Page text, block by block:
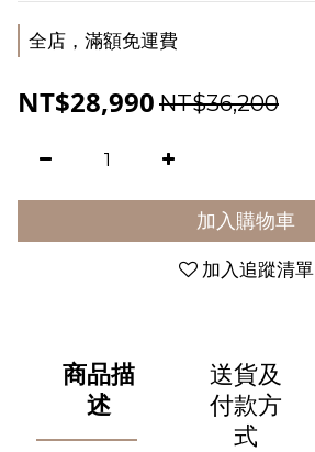
全店，滿額免運費
NT$28,990 NT$36,200
加入購物車
加入追蹤清單
商品描
述
送貨及
付款方
式